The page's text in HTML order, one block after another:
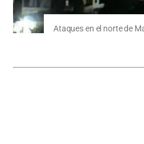
Ataques en el norte de